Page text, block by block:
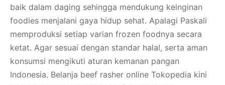
baik dalam daging sehingga mendukung keinginan
foodies menjalani gaya hidup sehat. Apalagi Paskali
memproduksi setiap varian frozen foodnya secara
ketat. Agar sesuai dengan standar halal, serta aman
konsumsi mengikuti aturan kemanan pangan
Indonesia. Belanja beef rasher online Tokopedia kini